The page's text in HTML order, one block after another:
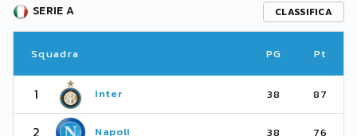
SERIE A CLASSIFICA
Squadra PG Pt
1 Inter 38 87
2 Napoli 38 76